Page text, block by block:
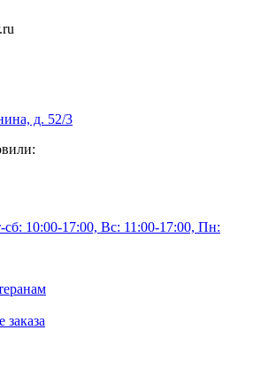
д. 52/3
10:00-17:00, Вс: 11:00-17:00, Пн: